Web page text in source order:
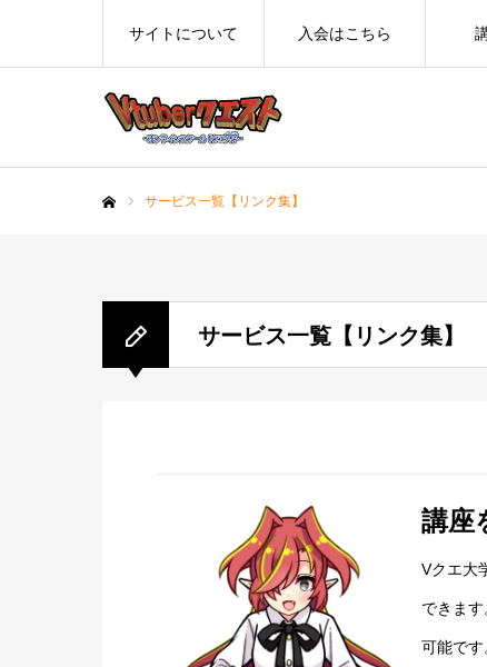
サイトについて 入会はこちら
サービス一覧【リンク集】
サービス一覧【リンク集】
講座
Vクエ大
できま
可能で